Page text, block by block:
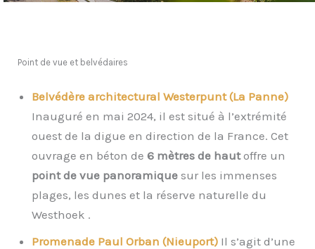
Point de vue et belvédaires
Belvédère architectural Westerpunt (La Panne)
Inauguré en mai 2024, il est situé à l’extrémité
ouest de la digue en direction de la France. Cet
ouvrage en béton de 6 mètres de hautoffre un
point de vue panoramique sur les immenses
plages, les dunes et la réserve naturelle du
Westhoek .
Promenade Paul Orban (Nieuport) Il s’agit d’une